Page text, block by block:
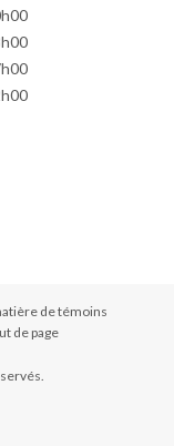
de témoins
de page